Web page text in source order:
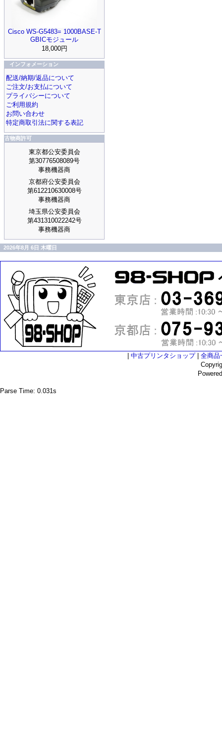
Cisco WS-G5483= 1000BASE-T
GBICモジュール
18,000円
インフォメーション
配送/納期/返品について
ご注文/お支払について
プライバシーについて
ご利用規約
お問い合わせ
特定商取引法に関する表記
古物商許可
東京都公安委員会
第30776508089号
事務機器商
京都府公安委員会
第612210630008号
事務機器商
埼玉県公安委員会
第431310022242号
事務機器商
2026年8月 6日 木曜日
中古プリンタショップ| 全商品
Parse Time: 0.031s